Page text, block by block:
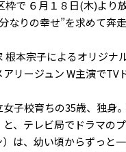
枠で ６月１８日(木)より
なりの幸せ”を求めて奔
根本宗子によるオリジナ
リージュン W主演でTV
子校育ちの35歳、独身
と、テレビ局でドラマ
）は、幼い頃からずっと